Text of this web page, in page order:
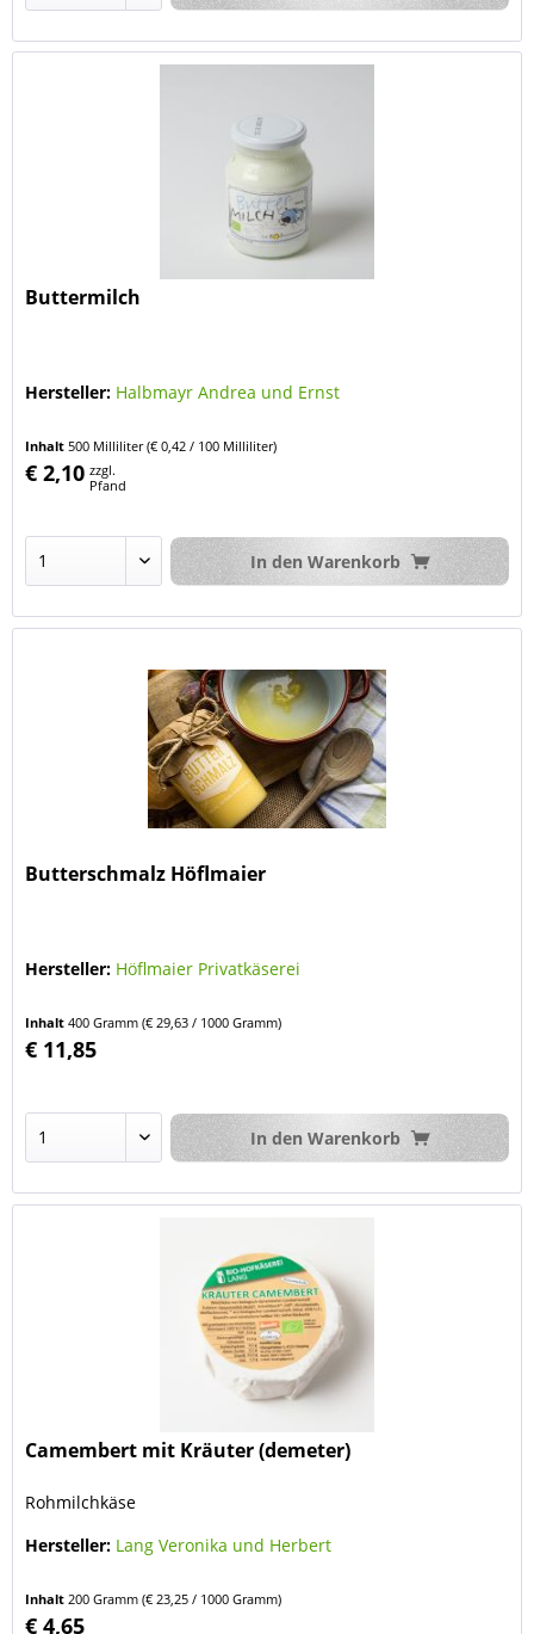
Buttermilch
Hersteller: Halbmayr Andrea und Ernst
Inhalt500 Milliliter(€ 0,42 / 100 Milliliter)
€ 2,10 zzgl.
Pfand
In den Warenkorb
Butterschmalz Höflmaier
Hersteller: Höflmaier Privatkäserei
Inhalt400 Gramm(€ 29,63 / 1000 Gramm)
€ 11,85
In den Warenkorb
Camembert mit Kräuter (demeter)
Rohmilchkäse
Hersteller: Lang Veronika und Herbert
Inhalt 200 Gramm(€ 23,25 / 1000 Gramm)
€ 4,65